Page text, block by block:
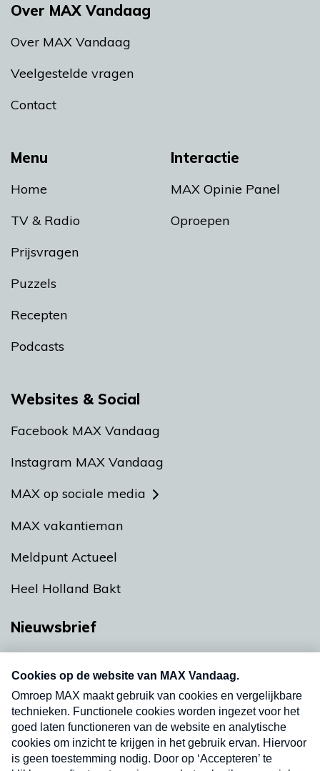
Menu
Home
TV & Radio
Prijsvragen
Puzzels
Recepten
Podcasts
Interactie
MAX Opinie Panel
Oproepen
Over MAX Vandaag
Over MAX Vandaag
Veelgestelde vragen
Contact
Websites & Social
Facebook MAX Vandaag
Instagram MAX Vandaag
MAX op sociale media
MAX vakantieman
Meldpunt Actueel
Heel Holland Bakt
Nieuwsbrief
nieuwsbrief. Elke vrijdag- en dinsdagochtend in
uw mailbox.
Verzend